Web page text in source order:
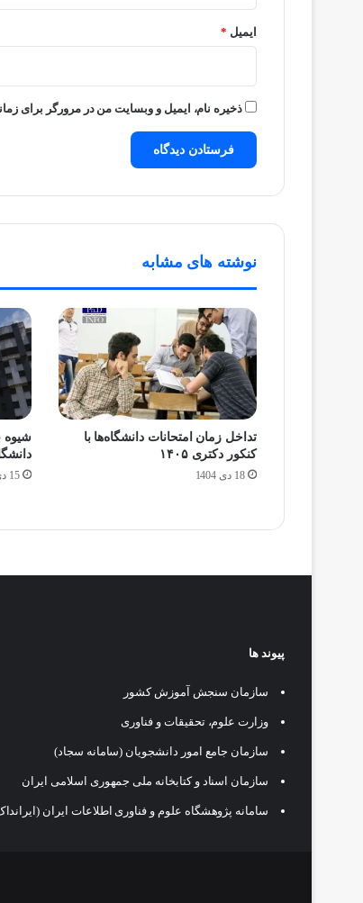
ایمیل *
ذخیره نام، ایمیل و وبسایت من در مرورگر برای
نوشته های مشابه
تداخل زمان امتحانات دانشگاه‌ها با
کنکور دکتری ۱۴۰۵
18 دی 1404
شیوه
15 دی 1404
پیوند ها
سازمان سنجش آموزش کشور
وزارت علوم، تحقیقات و فناوری
سازمان جامع امور دانشجویان (سامانه سجاد)
سازمان اسناد و کتابخانه ملی جمهوری اسلامی ایران
سامانه پژوهشگاه علوم و فناوری اطلاعات ایران